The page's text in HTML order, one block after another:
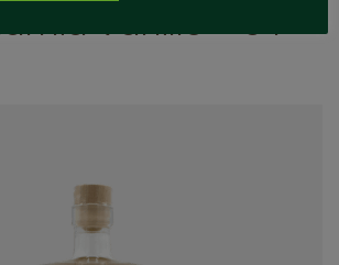
Vanille – 34°